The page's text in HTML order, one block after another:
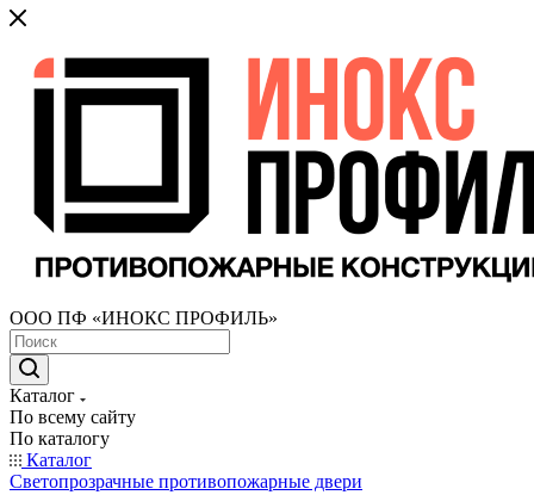
ООО ПФ «ИНОКС ПРОФИЛЬ»
Каталог
По всему сайту
По каталогу
Каталог
Светопрозрачные противопожарные двери